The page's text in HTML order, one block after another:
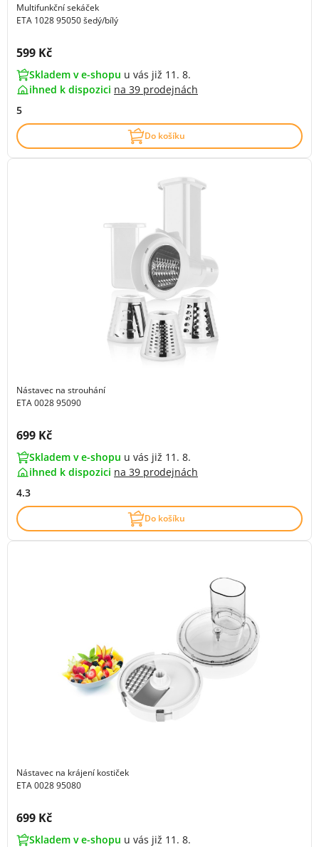
Multifunkční sekáček
ETA 1028 95050 šedý/bílý
Cena s DPH:
599 Kč
Skladem v e-shopu u vás již 11. 8.
ihned k dispozici na 39 prodejnách
5
Do košíku
Nástavec na strouhání
ETA 0028 95090
Cena s DPH:
699 Kč
Skladem v e-shopu u vás již 11. 8.
ihned k dispozici na 39 prodejnách
4.3
Do košíku
Nástavec na krájení kostiček
ETA 0028 95080
Cena s DPH:
699 Kč
Skladem v e-shopu u vás již 11. 8.